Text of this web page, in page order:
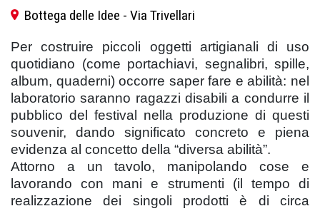
Bottega delle Idee - Via Trivellari
Per costruire piccoli oggetti artigianali di uso
quotidiano (come portachiavi, segnalibri, spille,
album, quaderni) occorre saper fare e abilità: nel
laboratorio saranno ragazzi disabili a condurre il
pubblico del festival nella produzione di questi
souvenir, dando significato concreto e piena
evidenza al concetto della “diversa abilità”.
Attorno a un tavolo, manipolando cose e
lavorando con mani e strumenti (il tempo di
realizzazione dei singoli prodotti è di circa